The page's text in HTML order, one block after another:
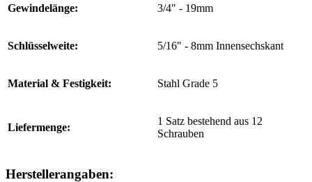
Gewindelänge: 3/4" - 19mm
Schlüsselweite: 5/16" - 8mm Innensechskant
Material & Festigkeit: Stahl Grade 5
Liefermenge:
1 Satz bestehend aus 12
Schrauben
Herstellerangaben: